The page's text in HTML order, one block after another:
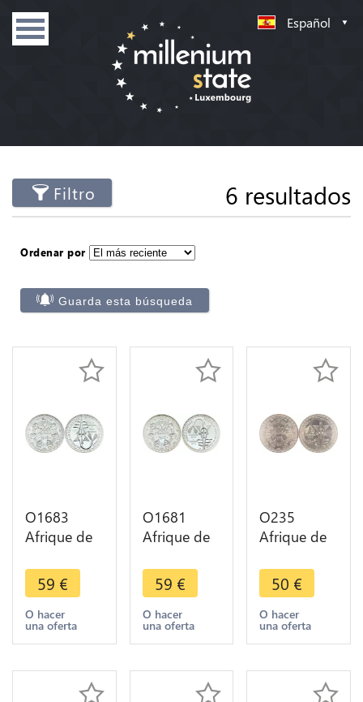
Español
Filtro 6 resultados
Ordenar por
Guarda esta búsqueda
O1683
Afrique de
Francs 1972
BU UNC
Argent
59 €
O hacer
una oferta
O1681
Afrique de
Francs 1972
BU UNC
Argent
59 €
O hacer
una oferta
O235
Afrique de
Francs
Union
monétaire
1972
Silver FDC
50 €
O hacer
una oferta